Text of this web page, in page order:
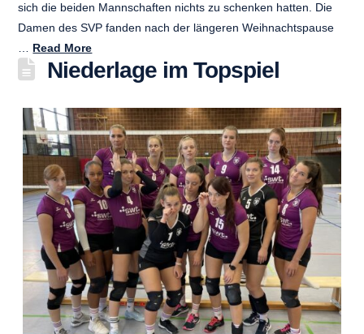
sich die beiden Mannschaften nichts zu schenken hatten. Die
Damen des SVP fanden nach der längeren Weihnachtspause
Read More
Niederlage im Topspiel